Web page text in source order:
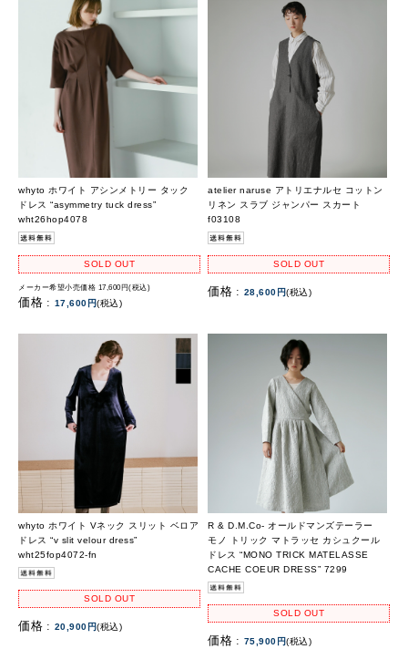
whyto ホワイト アシンメトリー タック
ドレス “asymmetry tuck dress”
wht26hop4078
SOLD OUT
メーカー希望小売価格 17,600円(税込)
価格 : 17,600円(税込)
atelier naruse アトリエナルセ コットン
リネン スラブ ジャンパー スカート
f03108
SOLD OUT
価格 : 28,600円(税込)
whyto ホワイト Vネック スリット ベロア
ドレス “v slit velour dress”
wht25fop4072-fn
SOLD OUT
価格 : 20,900円(税込)
R & D.M.Co- オールドマンズテーラー
モノ トリック マトラッセ カシュクール
ドレス “MONO TRICK MATELASSE
CACHE COEUR DRESS” 7299
SOLD OUT
価格 : 75,900円(税込)